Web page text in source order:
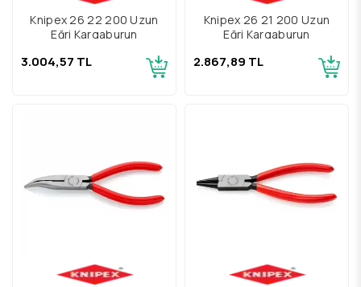
Knipex 26 22 200 Uzun
Eğri Kargaburun
3.004,57 TL
Knipex 26 21 200 Uzun
Eğri Kargaburun
2.867,89 TL